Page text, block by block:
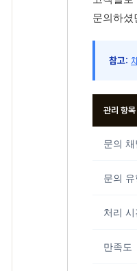
문의하셨
참고:
관리 항목
문의 채
문의 유
처리 시
만족도